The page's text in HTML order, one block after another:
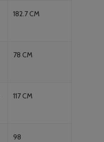
182.7 CM
78 CM
117 CM
98